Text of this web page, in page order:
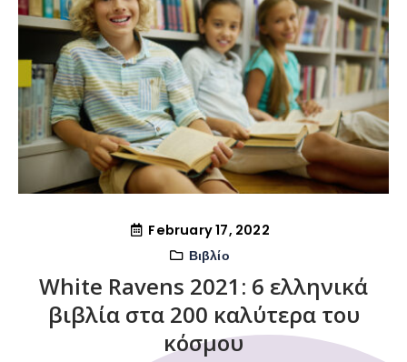
February 17, 2022
Βιβλίο
White Ravens 2021: 6 ελληνικά
βιβλία στα 200 καλύτερα του
κόσμου